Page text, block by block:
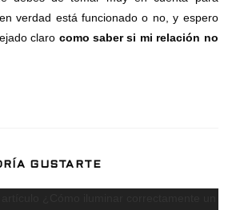
verdad está funcionado o no, y espero
claro como saber si mi relación no
GUSTARTE